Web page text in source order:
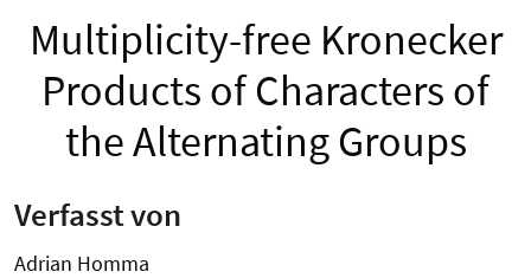
Multiplicity-free Kronecker
Products of Characters of
the Alternating Groups
Verfasst von
Adrian Homma